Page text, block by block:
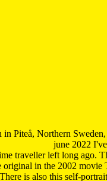
Piteå, Northern
june 2022
traveller left long ago.
in the 2002 movie
There is also this self-